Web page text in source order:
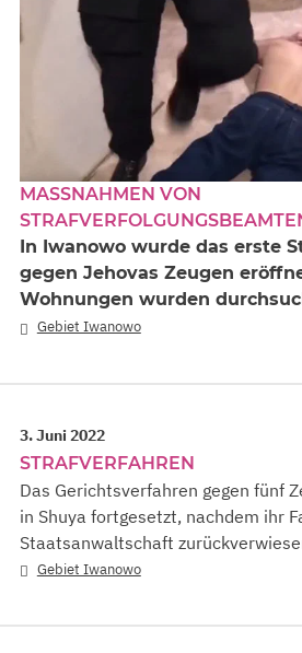
MASSNAHMEN VON S
TRAFVERFOLGUNGSBEAMTEN
In Iwanowo wurde das erste
gegen Jehovas Zeugen
Wohnungen wurden
Gebiet Iwanowo
3. Juni 2022
STRAFVERFAHREN
Das Gerichtsverfahren gegen fünf
in Shuya fortgesetzt, nachdem ihr
Staatsanwaltschaft
Gebiet Iwanowo